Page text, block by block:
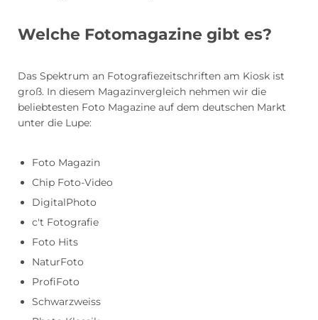
Welche Fotomagazine gibt es?
Das Spektrum an Fotografiezeitschriften am Kiosk ist
groß. In diesem Magazinvergleich nehmen wir die
beliebtesten Foto Magazine auf dem deutschen Markt
unter die Lupe:
Foto Magazin
Chip Foto-Video
DigitalPhoto
c't Fotografie
Foto Hits
NaturFoto
ProfiFoto
Schwarzweiss